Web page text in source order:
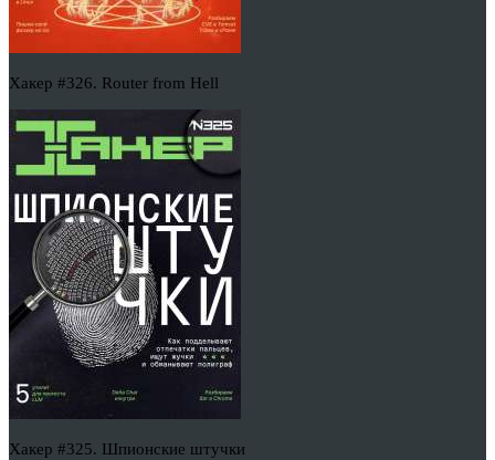
Хакер #326. Router from Hell
Хакер #325. Шпионские штучки